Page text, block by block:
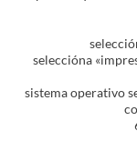
seleccióna
sistema operativo